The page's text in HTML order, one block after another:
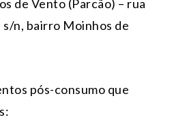
de Vento (Parcão) – rua
s/n, bairro Moinhos de
pós-consumo que